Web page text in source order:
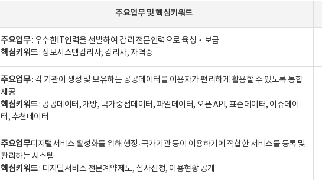
주요업무및핵심키워드
주요업무: 우수한IT인력을 선발하여 감리 전문인력으로 육성‧보급
핵심키워드: 정보시스템감리사, 감리사, 자격증
주요업무: 각 기관이 생성 및 보유하는 공공데이터를 이용자가 편리하게 활용할 수 있도록 통합
제공
핵심키워드: 공공데이터, 개방, 국가중점데이터, 파일데이터, 오픈 API, 표준데이터, 이슈데이
터, 추천데이터
주요업무디지털서비스 활성화를 위해 행정·국가기관 등이 이용하기에 적합한 서비스를 등록 및
관리하는 시스템
핵심키워드: 디지털서비스 전문계약제도, 심사신청, 이용현황 공개